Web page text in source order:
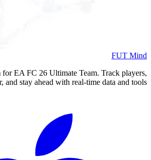
FUT Mind
for EA FC 26 Ultimate Team. Track players,
and stay ahead with real-time data and tools.